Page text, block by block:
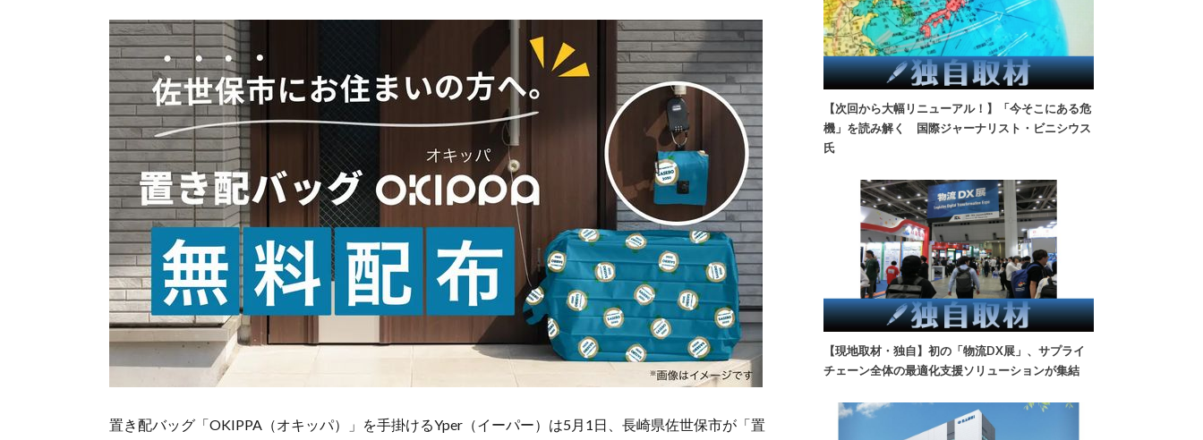
置き配バッグ「OKIPPA（オキッパ）」を手掛けるYper（イーパー）は5月1日、長崎県佐世保市が「置
【次回から大幅リニューアル！】「今そこにある危
機」を読み解く 国際ジャーナリスト・ビニシウス
氏
【現地取材・独自】初の「物流DX展」、サプライ
チェーン全体の最適化支援ソリューションが集結